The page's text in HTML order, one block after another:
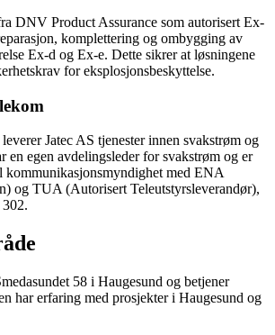
DNV Product Assurance som autorisert Ex-
komplettering og ombygging av
Ex-d og Ex-e. Dette sikrer at løsningene
for eksplosjonsbeskyttelse.
Jatec AS tjenester innen svakstrøm og
en egen avdelingsleder for svakstrøm og er
kommunikasjonsmyndighet med ENA
og TUA (Autorisert Teleutstyrsleverandør),
58 i Haugesund og betjener
har erfaring med prosjekter i Haugesund og